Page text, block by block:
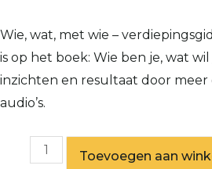
Wie, wat, met wie –
is op het boek: Wie ben je, wat
inzichten en resultaat door meer
audio’s.
Toevoegen aan